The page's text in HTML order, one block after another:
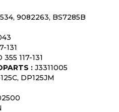
9082263, BS7285B
131
355 117-131
: J3311005
DP125JM